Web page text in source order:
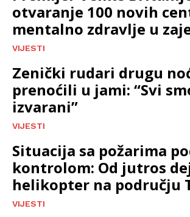
otvaranje 100 novih
mentalno zdravlje u
VIJESTI
Zenički rudari drugu
prenoćili u jami: “Svi
izvarani”
VIJESTI
Situacija sa požarima
kontrolom: Od jutros
helikopter na području
VIJESTI